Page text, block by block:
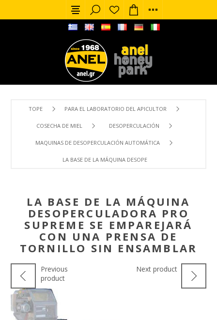
TOPE PARA EL LABORATORIO DEL APICULTOR
COSECHA DE MIEL DESOPERCULACIÓN
MAQUINAS DE DESOPERCULACIÓN AUTOMÁTICA
LA BASE DE LA MÁQUINA DESOPERCULADORA PRO
LA BASE DE LA MÁQUINA
DESOPERCULADORA PRO
SUPREME SE EMPAREJARÁ
CON UNA PRENSA DE
TORNILLO SIN ENSAMBLAR
Previous
product
Next product